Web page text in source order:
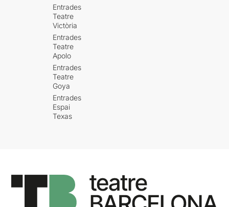
Entrades
Teatre
Victòria
Entrades
Teatre
Apolo
Entrades
Teatre
Goya
Entrades
Espai
Texas